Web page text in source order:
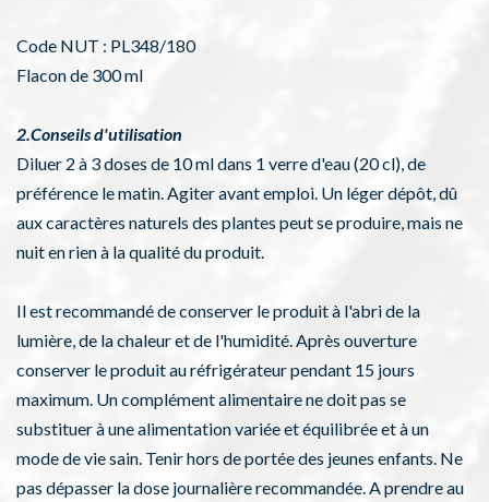
Code NUT : PL348/180
Flacon de 300 ml
2.Conseils d'utilisation
Diluer 2 à 3 doses de 10 ml dans 1 verre d'eau (20 cl), de
préférence le matin. Agiter avant emploi. Un léger dépôt, dû
aux caractères naturels des plantes peut se produire, mais ne
nuit en rien à la qualité du produit.
Il est recommandé de conserver le produit à l'abri de la
lumière, de la chaleur et de l'humidité. Après ouverture
conserver le produit au réfrigérateur pendant 15 jours
maximum. Un complément alimentaire ne doit pas se
substituer à une alimentation variée et équilibrée et à un
mode de vie sain. Tenir hors de portée des jeunes enfants. Ne
pas dépasser la dose journalière recommandée. A prendre au